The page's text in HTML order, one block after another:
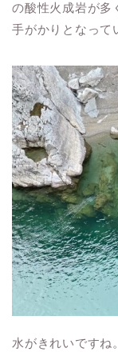
の酸性火成岩が多
手がかりとなって
水がきれいですね。